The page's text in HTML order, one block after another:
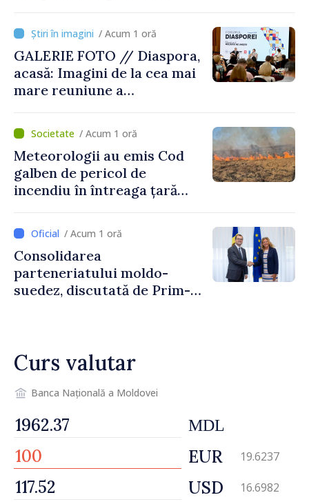
/ Acum 1 oră
GALERIE FOTO // Diaspora,
acasă: Imagini de la cea mai
mare reuniune a
hotare
/ Acum 1 oră
Meteorologii au emis Cod
galben de pericol de
incendiu în întreaga țară
/ Acum 1 oră
Consolidarea
parteneriatului moldo-
suedez, discutată de Prim-
Curs valutar
Banca Națională a Moldovei
MDL
EUR 19.6237
USD 16.6982